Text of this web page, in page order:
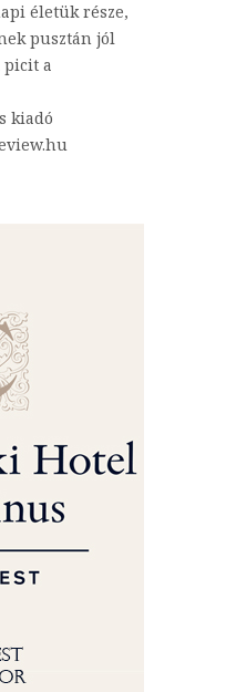
életük része,
pusztán jól
picit a
kiadó